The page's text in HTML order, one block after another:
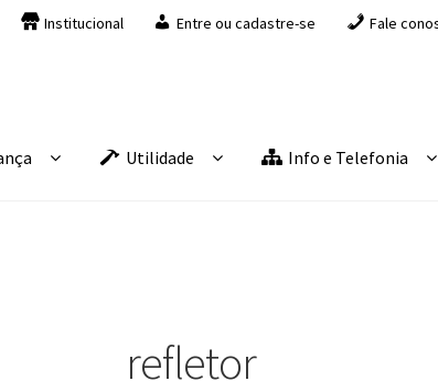
Institucional Entre ou cadastre-se Fale
Utilidade Info e Telefonia
refletor